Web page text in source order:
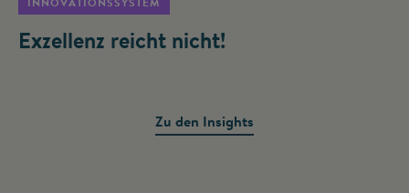
Exzellenz reicht nicht!
Zu den Insights